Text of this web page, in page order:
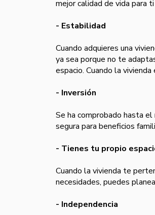
mejor calidad de vida para
- Estabilidad
Cuando adquieres una
ya sea porque no te
espacio. Cuando la
- Inversión
Se ha comprobado hasta
segura para beneficios
- Tienes tu propio
Cuando la vivienda te
necesidades, puedes
- Independencia